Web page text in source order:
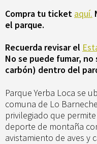
Compra tu ticket aquí.
el parque.
Recuerda revisar el
No se puede fumar,
carbón) dentro del
Parque Yerba Loca se
comuna de Lo
privilegiado que
deporte de montaña
avistamiento de aves y